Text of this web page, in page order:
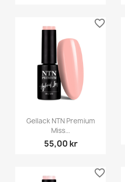
Gellack NTN Premium
Miss...
55,00 kr
favorite_border
favorite_border